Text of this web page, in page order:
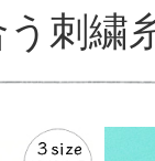
刺繍